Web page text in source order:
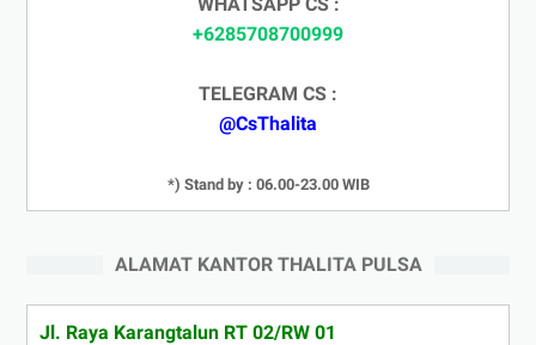
+6285708700999
TELEGRAM CS :
@CsThalita
*) Stand by : 06.00-23.00 WIB
ALAMAT KANTOR THALITA PULSA
Jl. Raya Karangtalun RT 02/RW 01